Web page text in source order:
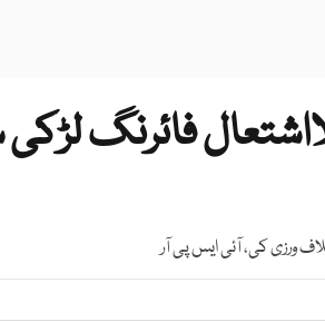
ورزی کی، آئی ایس پی آر